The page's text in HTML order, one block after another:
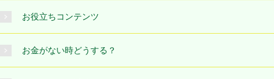
お役立ちコンテンツ
お金がない時どうする？